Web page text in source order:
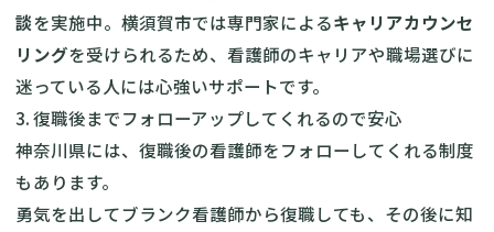
談を実施中。 横須賀市では専門家によるキャリアカウンセ
リングを受けられるため、看護師のキャリアや職場選びに
迷っている人には心強いサポートです。
3. 復職後までフォローアップしてくれるので安心
神奈川県には、復職後の看護師をフォローしてくれる制度
もあります。
勇気を出してブランク看護師から復職しても、その後に知